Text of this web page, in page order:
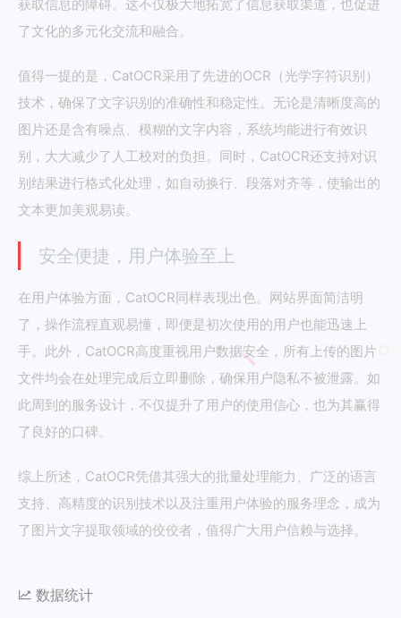
获取信息的障碍。这不仅极大地拓宽了信息获取渠道，也促进
了文化的多元化交流和融合。
值得一提的是，CatOCR采用了先进的OCR（光学字符识别）
技术，确保了文字识别的准确性和稳定性。无论是清晰度高的
图片还是含有噪点、模糊的文字内容，系统均能进行有效识
别，大大减少了人工校对的负担。同时，CatOCR还支持对识
别结果进行格式化处理，如自动换行、段落对齐等，使输出的
文本更加美观易读。
安全便捷，用户体验至上
在用户体验方面，CatOCR同样表现出色。网站界面简洁明
了，操作流程直观易懂，即便是初次使用的用户也能迅速上
手。此外，CatOCR高度重视用户数据安全，所有上传的图片
文件均会在处理完成后立即删除，确保用户隐私不被泄露。如
此周到的服务设计，不仅提升了用户的使用信心，也为其赢得
了良好的口碑。
综上所述，CatOCR凭借其强大的批量处理能力、广泛的语言
支持、高精度的识别技术以及注重用户体验的服务理念，成为
了图片文字提取领域的佼佼者，值得广大用户信赖与选择。
数据统计